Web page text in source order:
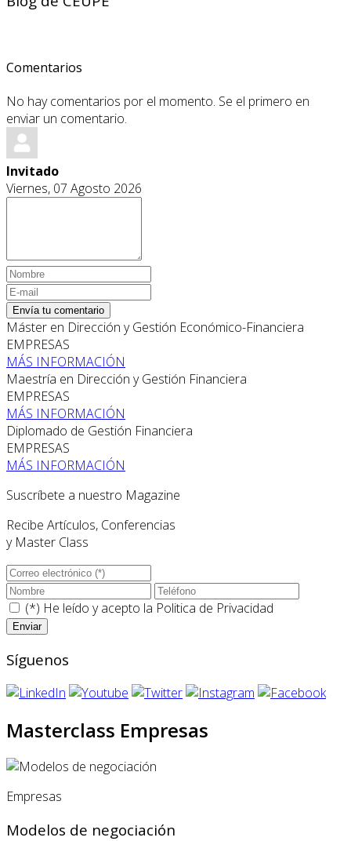
Comentarios
No hay comentarios por el momento. Se el primero en
enviar un comentario.
Invitado
Viernes, 07 Agosto 2026
Envía tu comentario
Máster en Dirección y Gestión Económico-Financiera
EMPRESAS
MÁS INFORMACIÓN
Maestría en Dirección y Gestión Financiera
EMPRESAS
MÁS INFORMACIÓN
Diplomado de Gestión Financiera
EMPRESAS
MÁS INFORMACIÓN
Suscríbete a nuestro Magazine
Recibe Artículos, Conferencias
y Master Class
(*) He leído y acepto la Politica de Privacidad
Síguenos
Masterclass Empresas
Empresas
Modelos de negociación